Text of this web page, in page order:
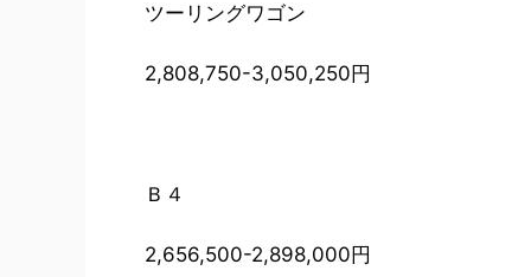
ツーリングワゴン
2,808,750-3,050,250円
Ｂ４
2,656,500-2,898,000円